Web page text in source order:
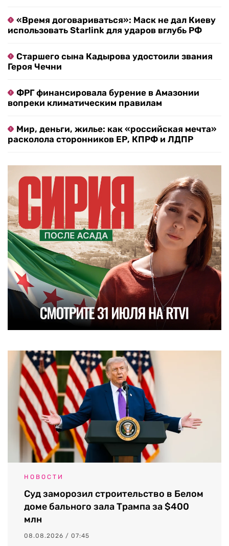
«Время договариваться»: Маск не дал Киеву
использовать Starlink для ударов вглубь РФ
Старшего сына Кадырова удостоили звания
Героя Чечни
ФРГ финансировала бурение в Амазонии
вопреки климатическим правилам
Мир, деньги, жилье: как «российская мечта»
расколола сторонников ЕР, КПРФ и ЛДПР
НОВОСТИ
Суд заморозил строительство в Белом
доме бального зала Трампа за $400
млн
08.08.2026 / 07:45